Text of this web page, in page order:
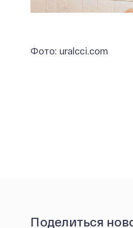
Фото: uralcci.com
Поделиться